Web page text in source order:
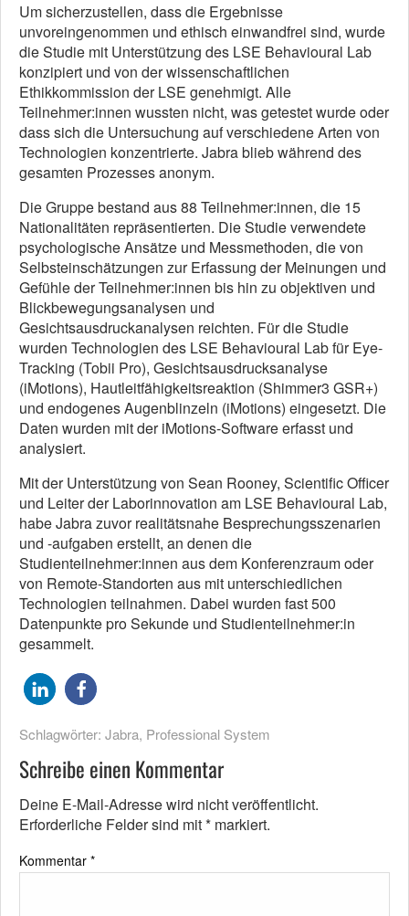
Um sicherzustellen, dass die Ergebnisse
unvoreingenommen und ethisch einwandfrei sind, wurde
die Studie mit Unterstützung des LSE Behavioural Lab
konzipiert und von der wissenschaftlichen
Ethikkommission der LSE genehmigt. Alle
Teilnehmer:innen wussten nicht, was getestet wurde oder
dass sich die Untersuchung auf verschiedene Arten von
Technologien konzentrierte. Jabra blieb während des
gesamten Prozesses anonym.
Die Gruppe bestand aus 88 Teilnehmer:innen, die 15
Nationalitäten repräsentierten. Die Studie verwendete
psychologische Ansätze und Messmethoden, die von
Selbsteinschätzungen zur Erfassung der Meinungen und
Gefühle der Teilnehmer:innen bis hin zu objektiven und
Blickbewegungsanalysen und
Gesichtsausdruckanalysen reichten. Für die Studie
wurden Technologien des LSE Behavioural Lab für Eye-
Tracking (Tobii Pro), Gesichtsausdrucksanalyse
(iMotions), Hautleitfähigkeitsreaktion (Shimmer3 GSR+)
und endogenes Augenblinzeln (iMotions) eingesetzt. Die
Daten wurden mit der iMotions-Software erfasst und
analysiert.
Mit der Unterstützung von Sean Rooney, Scientific Officer
und Leiter der Laborinnovation am LSE Behavioural Lab,
habe Jabra zuvor realitätsnahe Besprechungsszenarien
und -aufgaben erstellt, an denen die
Studienteilnehmer:innen aus dem Konferenzraum oder
von Remote-Standorten aus mit unterschiedlichen
Technologien teilnahmen. Dabei wurden fast 500
Datenpunkte pro Sekunde und Studienteilnehmer:in
gesammelt.
Schlagwörter: Jabra, Professional System
Schreibe einen Kommentar
Deine E-Mail-Adresse wird nicht veröffentlicht.
Erforderliche Felder sind mit* markiert.
Kommentar *